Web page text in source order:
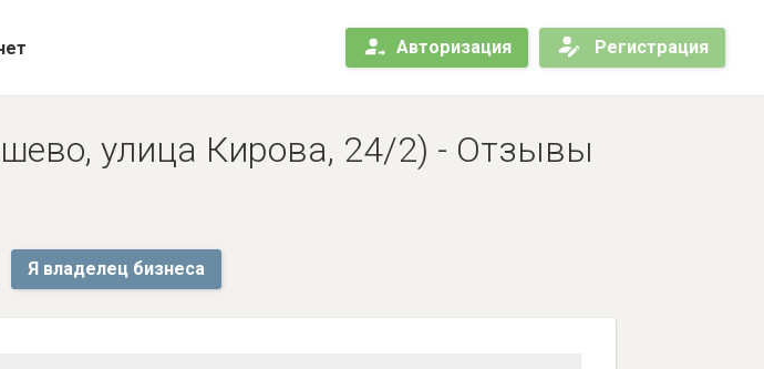
Авторизация Регистрация
улица Кирова, 24/2) - Отзывы
Я владелец бизнеса